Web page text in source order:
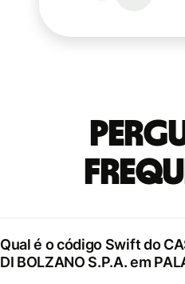
Qual é o código Swift do
DI BOLZANO S.P.A. em